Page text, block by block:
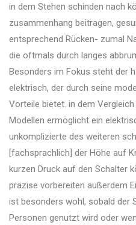
in dem Stehen schinden nach
zusammenhang beitragen,
entsprechend Rücken- zumal
die oftmals durch langes
Besonders im Fokus steht der
elektrisch, der durch seine
Vorteile bietet. in dem
Modellen ermöglicht ein
unkomplizierte des weiteren
[fachsprachlich] der Höhe auf
kurzen Druck auf den Schalter
präzise vorbereiten außerdem
ist besonders wohl, sobald der
Personen genutzt wird oder